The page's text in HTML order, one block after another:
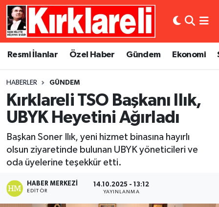
Resmi İlanlar Özel Haber Gündem Ekonomi
HABERLER GÜNDEM
Kırklareli TSO Başkanı Ilık,
UBYK Heyetini Ağırladı
Başkan Soner Ilık, yeni hizmet binasına hayırlı
olsun ziyaretinde bulunan UBYK yöneticileri ve
oda üyelerine teşekkür etti.
HABER MERKEZI
EDITÖR
14.10.2025 - 13:12
YAYINLANMA
Resmi İlanlar
Gündem
Ekonomi
Siyaset
Spor
Asayiş
Dünya
Eğitim
Kültür Sanat
Magazin
Medya
Künye
Gizlilik Sözleşmesi
Merkez Nöbetçi Eczaneler
Merkez Trafik Yoğunluk Haritası
Süper Lig Puan Durumu ve Fikstür
Tüm Manşetler
Son Dakika Haberleri
Haber Arşivi